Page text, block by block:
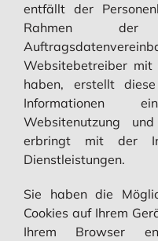
entfällt der
Rahmen der
Websitebetreiber mit
haben, erstellt
Informationen
Websitenutzung
erbringt mit der
Dienstleistungen.
Sie haben die
Cookies auf Ihrem
Ihrem Browser